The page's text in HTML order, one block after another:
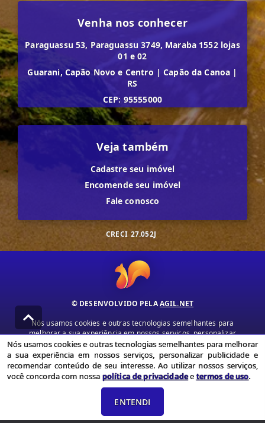
Venha nos conhecer
Paraguassu 53, Paraguassu 3749, Maraba 1552 lojas
01 e 02
Guarani, Capão Novo e Centro | Capão da Canoa |
RS
CEP: 95555000
Veja também
Cadastre seu imóvel
Encomende seu imóvel
Fale conosco
CRECI 27.052J
© DESENVOLVIDO PELAAGIL.NET
Nós usamos cookies e outras tecnologias semelhantes para
melhorar a sua experiência em nossos serviços, personalizar
publicidade e recomendar conteúdo de seu interesse. Ao utilizar
nossos serviços, você concorda com nossa política de privacidade e
termos de uso.
Política de Privacidade Termos de uso
Nós usamos cookies e outras tecnologias semelhantes para melhorar
a sua experiência em nossos serviços, personalizar publicidade e
recomendar conteúdo de seu interesse. Ao utilizar nossos serviços,
você concorda com nossa política de privacidadeetermos de uso.
ENTENDI